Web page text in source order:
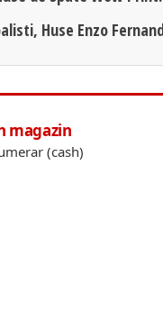
Huse Enzo
magazin
(cash)